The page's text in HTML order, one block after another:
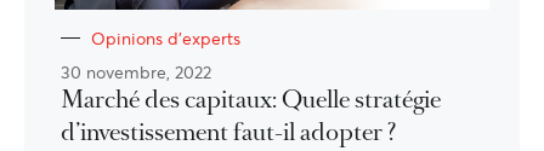
Opinions d'experts
30 novembre, 2022
Marché des capitaux: Quelle stratégie
d’investissement faut-il adopter ?